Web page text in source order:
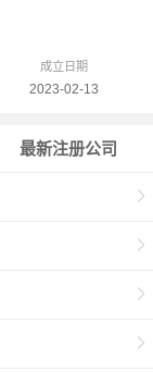
成立日期
2023-02-13
最新注册公司